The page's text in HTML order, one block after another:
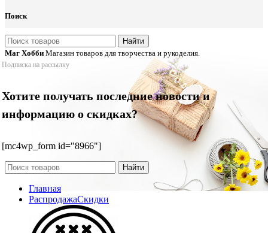
Поиск
Найти
Маг Хобби Магазин товаров для творчества и рукоделия.
Подписка на рассылку
Хотите получать последние новости и
информацию о скидках?
[mc4wp_form id="8966"]
Найти
Главная
РаспродажаСкидки